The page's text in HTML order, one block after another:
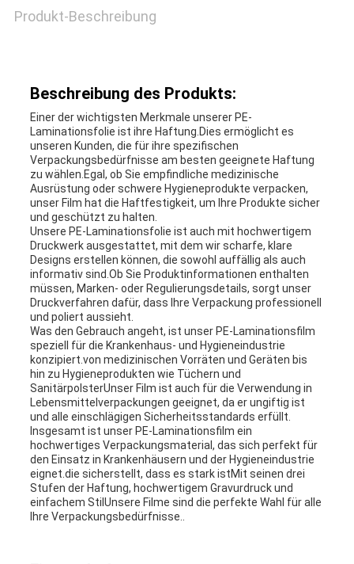
RECHTSSACHEN
BLOG
SITEMAP
DATENSCHUTZ-
BESTIMMUNGEN
Produkt-Beschreibung
Beschreibung des Produkts:
Einer der wichtigsten Merkmale unserer PE-
Laminationsfolie ist ihre Haftung.Dies ermöglicht es
unseren Kunden, die für ihre spezifischen
Verpackungsbedürfnisse am besten geeignete Haftung
zu wählen.Egal, ob Sie empfindliche medizinische
Ausrüstung oder schwere Hygieneprodukte verpacken,
unser Film hat die Haftfestigkeit, um Ihre Produkte sicher
und geschützt zu halten.
Unsere PE-Laminationsfolie ist auch mit hochwertigem
Druckwerk ausgestattet, mit dem wir scharfe, klare
Designs erstellen können, die sowohl auffällig als auch
informativ sind.Ob Sie Produktinformationen enthalten
müssen, Marken- oder Regulierungsdetails, sorgt unser
Druckverfahren dafür, dass Ihre Verpackung professionell
und poliert aussieht.
Was den Gebrauch angeht, ist unser PE-Laminationsfilm
speziell für die Krankenhaus- und Hygieneindustrie
konzipiert.von medizinischen Vorräten und Geräten bis
hin zu Hygieneprodukten wie Tüchern und
SanitärpolsterUnser Film ist auch für die Verwendung in
Lebensmittelverpackungen geeignet, da er ungiftig ist
und alle einschlägigen Sicherheitsstandards erfüllt.
Insgesamt ist unser PE-Laminationsfilm ein
hochwertiges Verpackungsmaterial, das sich perfekt für
den Einsatz in Krankenhäusern und der Hygieneindustrie
eignet.die sicherstellt, dass es stark istMit seinen drei
Stufen der Haftung, hochwertigem Gravurdruck und
einfachem StilUnsere Filme sind die perfekte Wahl für alle
Ihre Verpackungsbedürfnisse..